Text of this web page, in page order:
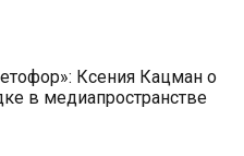
Ксения Кацман о
в медиапространстве